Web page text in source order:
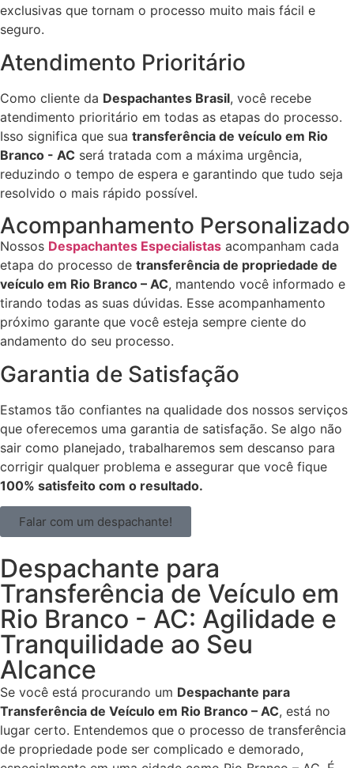
exclusivas que tornam o processo muito mais fácil e
seguro.
Atendimento Prioritário
Como cliente da Despachantes Brasil, você recebe
atendimento prioritário em todas as etapas do processo.
Isso significa que sua transferência de veículo em Rio
Branco - AC será tratada com a máxima urgência,
reduzindo o tempo de espera e garantindo que tudo seja
resolvido o mais rápido possível.
Acompanhamento Personalizado
Nossos Despachantes Especialistas acompanham cada
etapa do processo de transferência de propriedade de
veículo em Rio Branco – AC, mantendo você informado e
tirando todas as suas dúvidas. Esse acompanhamento
próximo garante que você esteja sempre ciente do
andamento do seu processo.
Garantia de Satisfação
Estamos tão confiantes na qualidade dos nossos serviços
que oferecemos uma garantia de satisfação. Se algo não
sair como planejado, trabalharemos sem descanso para
corrigir qualquer problema e assegurar que você fique
100% satisfeito com o resultado.
Falar com um despachante!
Despachante para
Transferência de Veículo em
Rio Branco - AC: Agilidade e
Tranquilidade ao Seu
Alcance
Se você está procurando um Despachante para
Transferência de Veículo em Rio Branco – AC, está no
lugar certo. Entendemos que o processo de transferência
de propriedade pode ser complicado e demorado,